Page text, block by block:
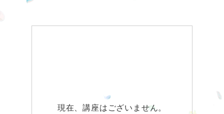
現在、講座はございません。